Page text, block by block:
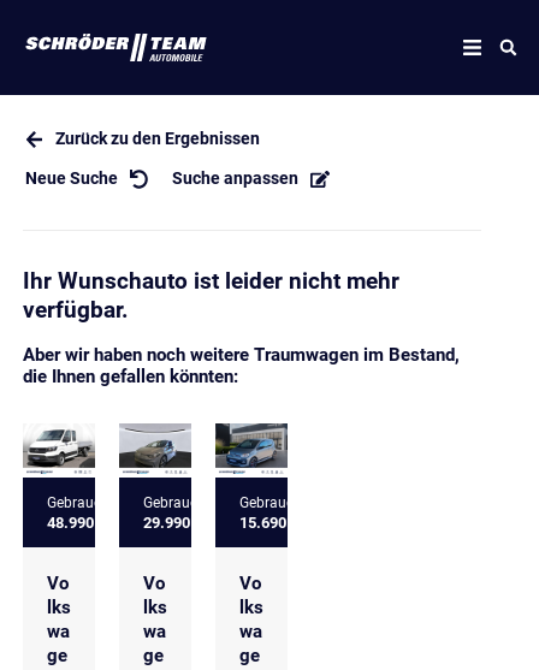
Zurück zu den Ergebnissen
Neue Suche Suche anpassen
Ihr Wunschauto ist leider nicht mehr
verfügbar.
Aber wir haben noch weitere Traumwagen im Bestand,
die Ihnen gefallen könnten:
Gebrauchtfahrzeug
48.990 €
Vo
lks
wa
ge
Gebrauchtfahrzeug
29.990 €
Vo
lks
wa
ge
Gebrauchtfahrzeug
15.690 €
Vo
lks
wa
ge